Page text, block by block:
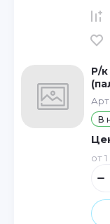
Р/
В
от